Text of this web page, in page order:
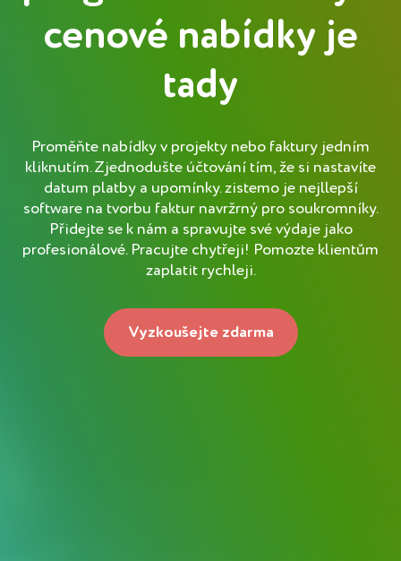
cenové nabídky je
tady
Proměňte nabídky v projekty nebo faktury jedním
kliknutím. Zjednodušte účtování tím, že si nastavíte
datum platby a upomínky. zistemo je nejllepší
software na tvorbu faktur navržrný pro soukromníky.
Přidejte se k nám a spravujte své výdaje jako
profesionálové. Pracujte chytřeji! Pomozte klientům
zaplatit rychleji.
Vyzkoušejte zdarma